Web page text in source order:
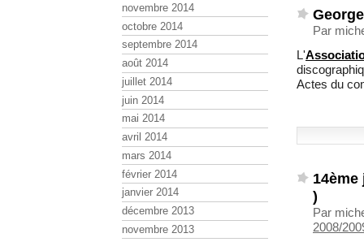
Par
L'
Actes du
14ème
)
Par
2008/
novembre 2014
octobre 2014
septembre 2014
août 2014
juillet 2014
juin 2014
mai 2014
avril 2014
mars 2014
février 2014
janvier 2014
décembre 2013
novembre 2013